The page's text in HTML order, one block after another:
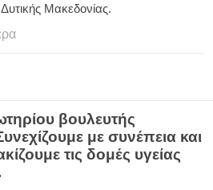
Μακεδονίας.
βουλευτής
με συνέπεια και
τις δομές υγείας